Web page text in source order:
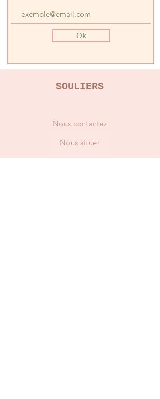
Ok
SOULIERS
Nous contactez
Nous situer